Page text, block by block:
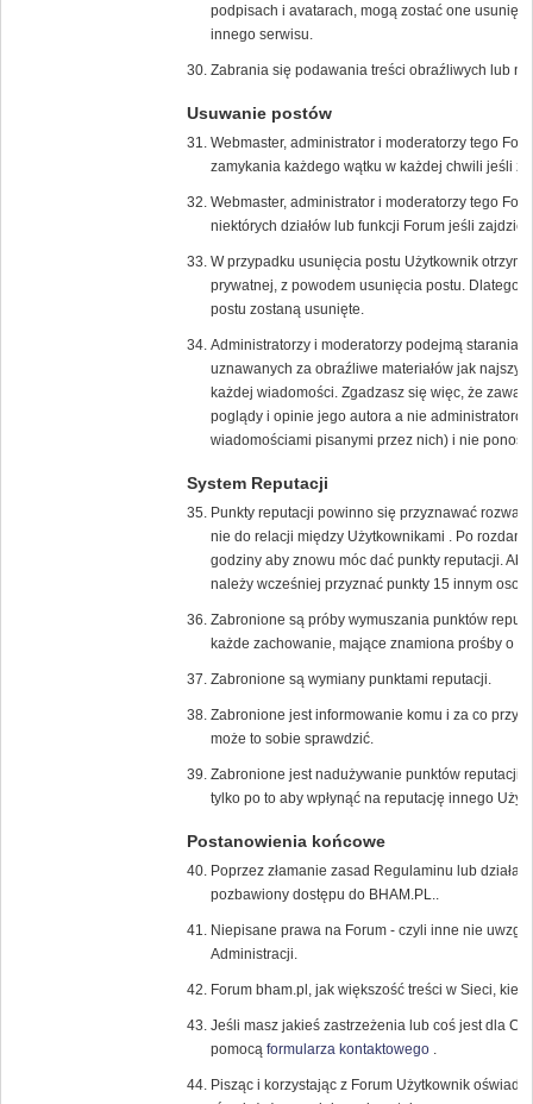
podpisach i avatarach, mogą zostać one
innego serwisu.
Zabrania się podawania treści obraźliwych lub
Usuwanie postów
Webmaster, administrator i moderatorzy tego
zamykania każdego wątku w każdej chwili jeśli
Webmaster, administrator i moderatorzy tego
niektórych działów lub funkcji Forum jeśli zajdzie
W przypadku usunięcia postu Użytkownik
prywatnej, z powodem usunięcia postu. Dlatego
postu zostaną usunięte.
Administratorzy i moderatorzy podejmą starania
uznawanych za obraźliwe materiałów jak
każdej wiadomości. Zgadzasz się więc, że
poglądy i opinie jego autora a nie
wiadomościami pisanymi przez nich) i nie
System Reputacji
Punkty reputacji powinno się przyznawać
nie do relacji między Użytkownikami . Po
godziny aby znowu móc dać punkty reputacji.
należy wcześniej przyznać punkty 15 innym
Zabronione są próby wymuszania punktów
każde zachowanie, mające znamiona prośby o
Zabronione są wymiany punktami reputacji.
Zabronione jest informowanie komu i za co
może to sobie sprawdzić.
Zabronione jest nadużywanie punktów reputacji,
tylko po to aby wpłynąć na reputację innego
Postanowienia końcowe
Poprzez złamanie zasad Regulaminu lub
pozbawiony dostępu do BHAM.PL..
Niepisane prawa na Forum - czyli inne nie
Administracji.
Forum bham.pl, jak większość treści w Sieci,
Jeśli masz jakieś zastrzeżenia lub coś jest dla
pomocą formularza kontaktowego.
Pisząc i korzystając z Forum Użytkownik